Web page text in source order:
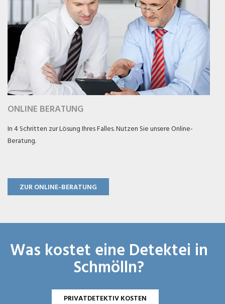
ONLINE BERATUNG
In 4 Schritten zur Lösung Ihres Falles. Nutzen Sie unsere Online-
Beratung.
ZUR ONLINE-BERATUNG
Was kostet eine Detektei in
Schmölln?
PRIVATDETEKTIV KOSTEN